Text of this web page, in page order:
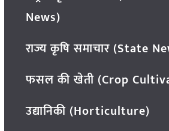
News)
राज्य कृषि समाचार (State
फसल की खेती (Crop
उद्यानिकी (Horticulture)